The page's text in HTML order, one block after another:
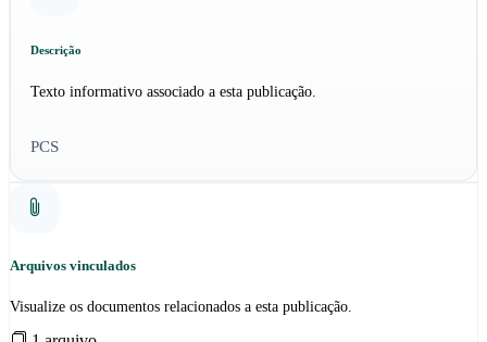
Descrição
Texto informativo associado a esta publicação.
PCS
Arquivos vinculados
Visualize os documentos relacionados a esta publicação.